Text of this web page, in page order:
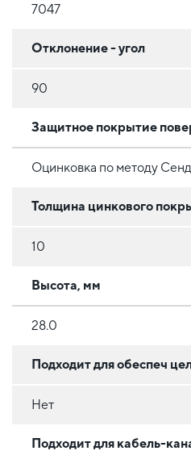
7047
Отклонение - угол
90
Защитное покрытие
Оцинковка по методу
Толщина цинкового
10
Высота, мм
28.0
Подходит для обеспеч
Нет
Подходит для кабель-